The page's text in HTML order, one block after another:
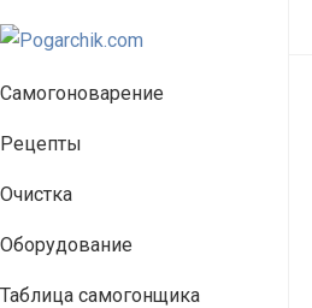
Самогоноварение
Рецепты
Очистка
Оборудование
Таблица самогонщика